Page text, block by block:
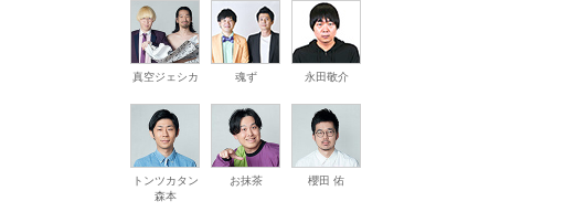
真空ジェシカ 魂ず 永田敬介
トンツカタン
森本
お抹茶 櫻田 佑